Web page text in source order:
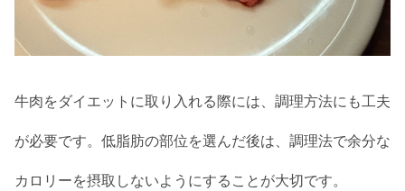
牛肉をダイエットに取り入れる際には、調理方法にも工夫
が必要です。低脂肪の部位を選んだ後は、調理法で余分な
カロリーを摂取しないようにすることが大切です。